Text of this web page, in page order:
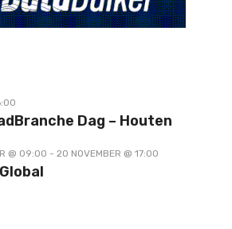
Dag – Houten
@ 09:00 - 20 NOVEMBER @ 17:00